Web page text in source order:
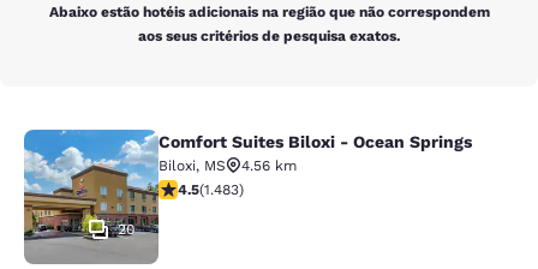
Abaixo estão hotéis adicionais na região que não correspondem
aos seus critérios de pesquisa exatos.
Comfort Suites Biloxi - Ocean
20
Comfort Suites Biloxi - Ocean Springs
Biloxi, MS
4.56 km
classificação 4.45 estrelas. Excelente. 1483 avaliações
4.5(1.483)